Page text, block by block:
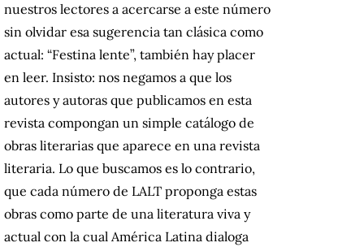
nuestros lectores a acercarse a este número
sin olvidar esa sugerencia tan clásica como
actual: “Festina lente”, también hay placer
en leer. Insisto: nos negamos a que los
autores y autoras que publicamos en esta
revista compongan un simple catálogo de
obras literarias que aparece en una revista
literaria. Lo que buscamos es lo contrario,
que cada número de LALT proponga estas
obras como parte de una literatura viva y
actual con la cual América Latina dialoga